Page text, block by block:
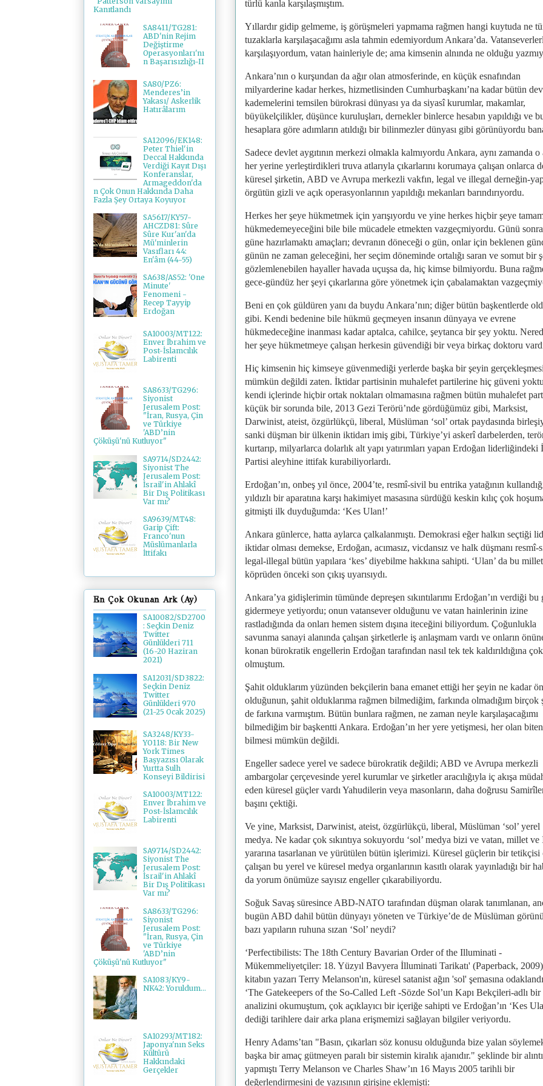
türlü kanla karşılaşmıştım.
Yıllardır gidip gelmeme, iş görüşmeleri yapmama rağmen hangi kuytuda ne
tuzaklarla karşılaşacağımı asla tahmin edemiyordum Ankara’da.
karşılaşıyordum, vatan hainleriyle de; ama kimsenin alnında ne olduğu
Ankara’nın o kurşundan da ağır olan atmosferinde, en küçük esnafından
milyarderine kadar herkes, hizmetlisinden Cumhurbaşkanı’na kadar bütün
kademelerini temsilen bürokrasi dünyası ya da siyasî kurumlar, makamlar,
büyükelçilikler, düşünce kuruluşları, dernekler binlerce hesabın yapıldığı ve
hesaplara göre adımların atıldığı bir bilinmezler dünyası gibi görünüyordu
Sadece devlet aygıtının merkezi olmakla kalmıyordu Ankara, aynı zamanda o
her yerine yerleştirdikleri truva atlarıyla çıkarlarını korumaya çalışan onlarca
küresel şirketin, ABD ve Avrupa merkezli vakfın, legal ve illegal derneğin-
örgütün gizli ve açık operasyonlarının yapıldığı mekanları barındırıyordu.
Herkes her şeye hükmetmek için yarışıyordu ve yine herkes hiçbir şeye
hükmedemeyeceğini bile bile mücadele etmekten vazgeçmiyordu. Günü
güne hazırlamaktı amaçları; devranın döneceği o gün, onlar için beklenen
günün ne zaman geleceğini, her seçim döneminde ortalığı saran ve somut bir
gözlemlenebilen hayaller havada uçuşsa da, hiç kimse bilmiyordu. Buna
gece-gündüz her şeyi çıkarlarına göre yönetmek için çabalamaktan
Beni en çok güldüren yanı da buydu Ankara’nın; diğer bütün başkentlerde
gibi. Kendi bedenine bile hükmü geçmeyen insanın dünyaya ve evrene
hükmedeceğine inanması kadar aptalca, cahilce, şeytanca bir şey yoktu.
her şeye hükmetmeye çalışan herkesin güvendiği bir veya birkaç doktoru
Hiç kimsenin hiç kimseye güvenmediği yerlerde başka bir şeyin
mümkün değildi zaten. İktidar partisinin muhalefet partilerine hiç güveni
kendi içlerinde hiçbir ortak noktaları olmamasına rağmen bütün muhalefet
küçük bir sorunda bile, 2013 Gezi Terörü’nde gördüğümüz gibi, Marksist,
Darwinist, ateist, özgürlükçü, liberal, Müslüman ‘sol’ ortak paydasında
sanki düşman bir ülkenin iktidarı imiş gibi, Türkiye’yi askerî darbelerden,
kurtarıp, milyarlarca dolarlık alt yapı yatırımları yapan Erdoğan liderliğindeki
Partisi aleyhine ittifak kurabiliyorlardı.
Erdoğan’ın, onbeş yıl önce, 2004’te, resmî-sivil bu entrika yatağının
yıldızlı bir aparatına karşı hakimiyet masasına sürdüğü keskin kılıç çok
gitmişti ilk duyduğumda: ‘Kes Ulan!’
Ankara günlerce, hatta aylarca çalkalanmıştı. Demokrasi eğer halkın seçtiği
iktidar olması demekse, Erdoğan, acımasız, vicdansız ve halk düşmanı resmî-
legal-illegal bütün yapılara ‘kes’ diyebilme hakkına sahipti. ‘Ulan’ da bu
köprüden önceki son çıkış uyarısıydı.
Ankara’ya gidişlerimin tümünde depreşen sıkıntılarımı Erdoğan’ın verdiği bu
gidermeye yetiyordu; onun vatansever olduğunu ve vatan hainlerinin izine
rastladığında da onları hemen sistem dışına iteceğini biliyordum. Çoğunlukla
savunma sanayi alanında çalışan şirketlerle iş anlaşmam vardı ve onların
konan bürokratik engellerin Erdoğan tarafından nasıl tek tek kaldırıldığına
olmuştum.
Şahit olduklarım yüzünden bekçilerin bana emanet ettiği her şeyin ne kadar
olduğunun, şahit olduklarıma rağmen bilmediğim, farkında olmadığım birçok
de farkına varmıştım. Bütün bunlara rağmen, ne zaman neyle karşılaşacağımı
bilmediğim bir başkentti Ankara. Erdoğan’ın her yere yetişmesi, her olan
bilmesi mümkün değildi.
Engeller sadece yerel ve sadece bürokratik değildi; ABD ve Avrupa merkezli
ambargolar çerçevesinde yerel kurumlar ve şirketler aracılığıyla iç akışa
eden küresel güçler vardı Yahudilerin veya masonların, daha doğrusu
başını çektiği.
Ve yine, Marksist, Darwinist, ateist, özgürlükçü, liberal, Müslüman ‘sol’ yerel
medya. Ne kadar çok sıkıntıya sokuyordu ‘sol’ medya bizi ve vatan, millet ve
yararına tasarlanan ve yürütülen bütün işlerimizi. Küresel güçlerin bir tetikçisi
çalışan bu yerel ve küresel medya organlarının kasıtlı olarak yayınladığı bir
da yorum önümüze sayısız engeller çıkarabiliyordu.
Soğuk Savaş süresince ABD-NATO tarafından düşman olarak tanımlanan,
bugün ABD dahil bütün dünyayı yöneten ve Türkiye’de de Müslüman
bazı yapıların ruhuna sızan ‘Sol’ neydi?
‘Perfectibilists: The 18th Century Bavarian Order of the Illuminati -
Mükemmeliyetçiler: 18. Yüzyıl Bavyera İlluminati Tarikatı' (Paperback, 2009)
kitabın yazarı Terry Melanson'ın, küresel satanist ağın 'sol' şemasına
‘The Gatekeepers of the So-Called Left -Sözde Sol’un Kapı Bekçileri-adlı bir
analizini okumuştum, çok açıklayıcı bir içeriğe sahipti ve Erdoğan’ın ‘Kes
dediği tarihlere dair arka plana erişmemizi sağlayan bilgiler veriyordu.
Henry Adams’tan "Basın, çıkarları söz konusu olduğunda bize yalan
başka bir amaç gütmeyen paralı bir sistemin kiralık ajanıdır." şeklinde bir alıntı
yapmıştı Terry Melanson ve Charles Shaw’ın 16 Mayıs 2005 tarihli bir
değerlendirmesini de yazısının girişine eklemişti:
Kanıtlandı
SA8411/TG281:
ABD'nin Rejim
Değiştirme
Operasyonları'nı
n Başarısızlığı-II
SA80/PZ6:
Menderes’in
Yakası/ Askerlik
Hatırâlarım
SA12096/EK148:
Peter Thiel'in
Deccal Hakkında
Verdiği Kayıt Dışı
Konferanslar,
Armageddon'da
n Çok Onun Hakkında Daha
Fazla Şey Ortaya Koyuyor
SA5617/KY57-
AHCZD81: Sûre
Sûre Kur'an'da
Mü'minlerin
Vasıfları 44:
En'âm (44-55)
SA638/AS52: 'One
Minute'
Fenomeni -
Recep Tayyip
Erdoğan
SA10003/MT122:
Enver İbrahim ve
Post-İslamcılık
Labirenti
SA8633/TG296:
Siyonist
Jerusalem Post:
"İran, Rusya, Çin
ve Türkiye
'ABD’nin
Çöküşü'nü Kutluyor"
SA9714/SD2442:
Siyonist The
Jerusalem Post:
İsrail'in Ahlakî
Bir Dış Politikası
Var mı?
SA9639/MT48:
Garip Çift:
Franco'nun
Müslümanlarla
İttifakı
En Çok Okunan Ark (Ay)
SA10082/SD2700
: Seçkin Deniz
Twitter
Günlükleri 711
(16-20 Haziran
2021)
SA12031/SD3822:
Seçkin Deniz
Twitter
Günlükleri 970
(21-25 Ocak 2025)
SA3248/KY33-
YO118: Bir New
York Times
Başyazısı Olarak
Yurtta Sulh
Konseyi Bildirisi
SA10003/MT122:
Enver İbrahim ve
Post-İslamcılık
Labirenti
SA9714/SD2442:
Siyonist The
Jerusalem Post:
İsrail'in Ahlakî
Bir Dış Politikası
Var mı?
SA8633/TG296:
Siyonist
Jerusalem Post:
"İran, Rusya, Çin
ve Türkiye
'ABD’nin
Çöküşü'nü Kutluyor"
SA1083/KY9-
NK42: Yoruldum...
SA10293/MT182:
Japonya'nın Seks
Kültürü
Hakkındaki
Gerçekler